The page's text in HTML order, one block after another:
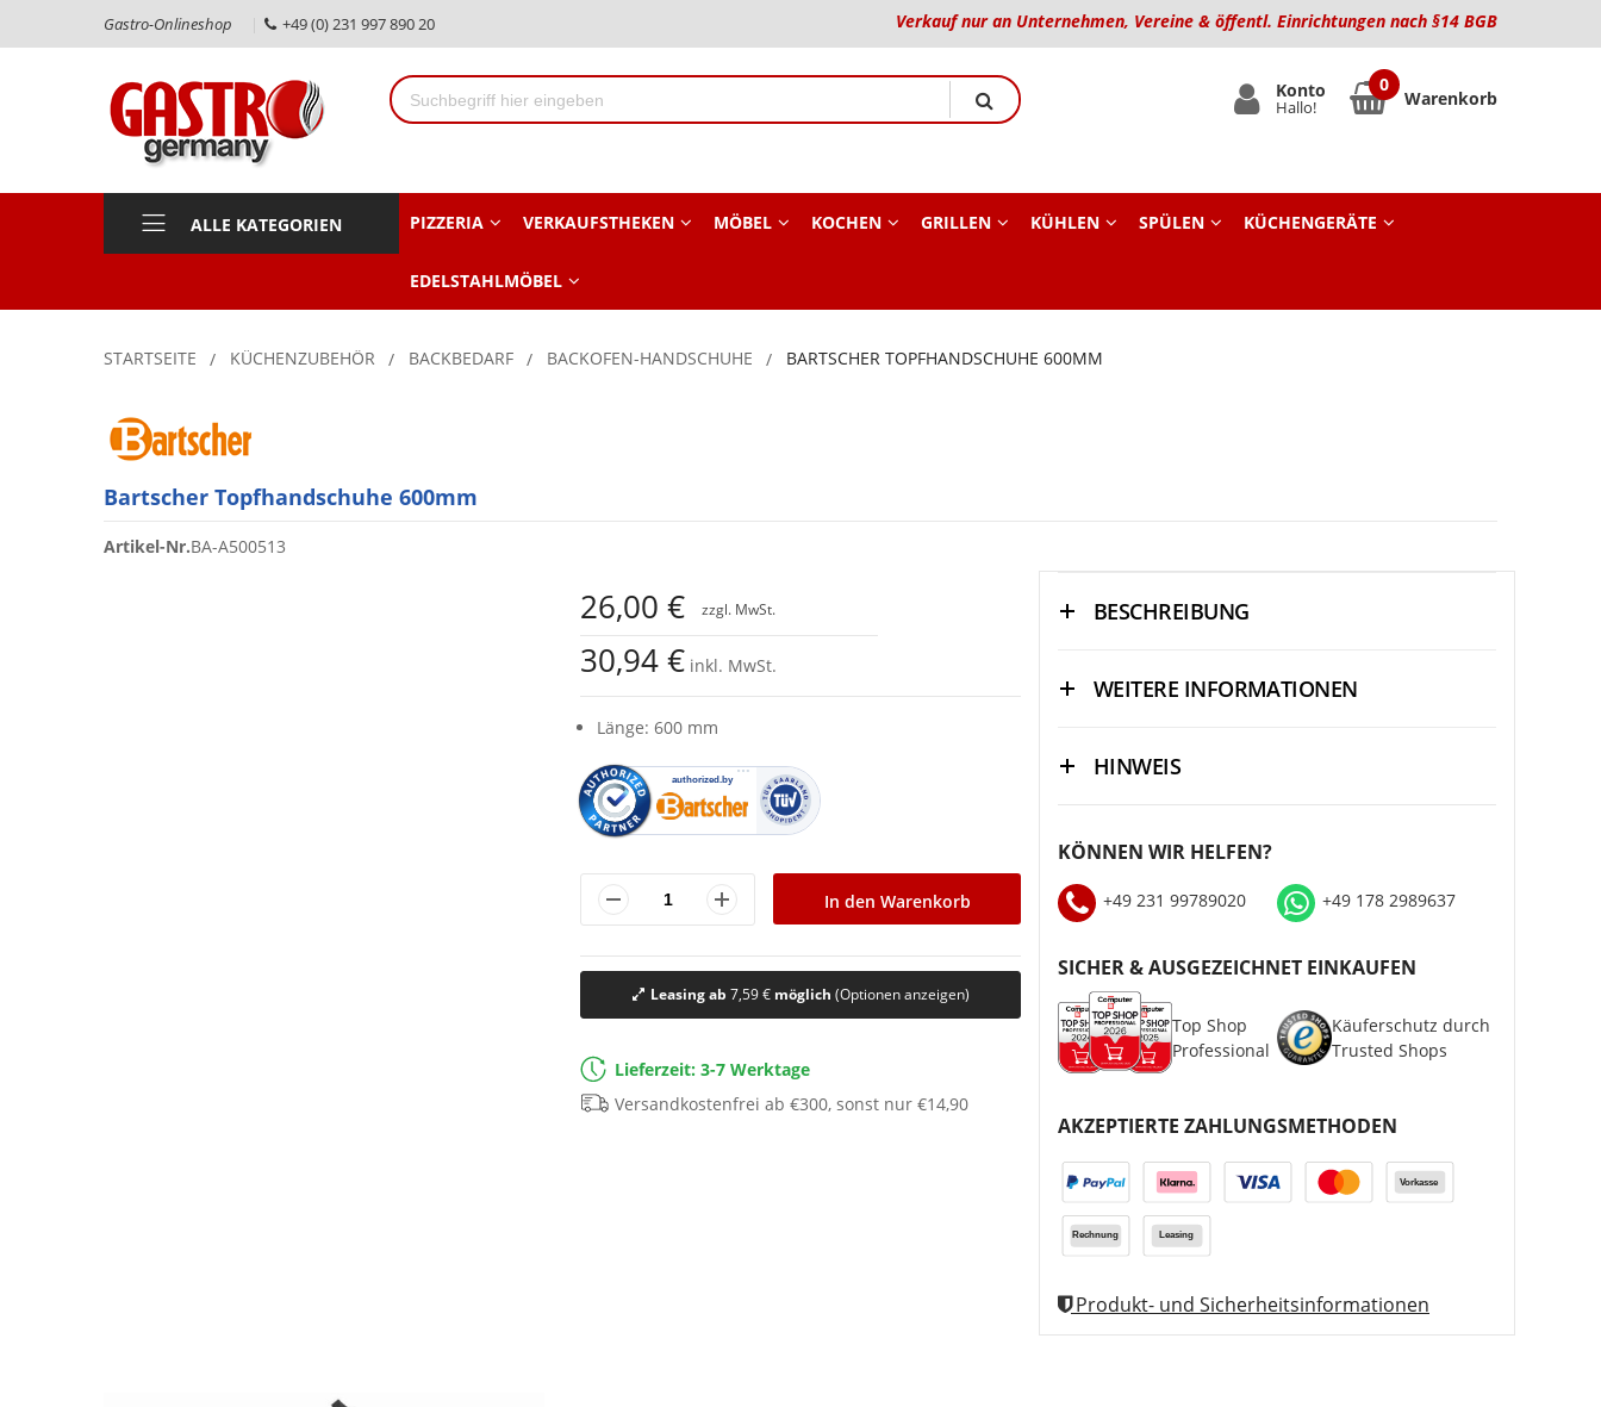
Gastro-Onlineshop +49 (0) 231 997 890 20 Verkauf nur an Unternehmen, Vereine & öffentl. Einrichtungen nach §14 BGB
Konto
Hallo! Warenkorb
ALLE KATEGORIEN PIZZERIA VERKAUFSTHEKEN MÖBEL KOCHEN GRILLEN KÜHLEN SPÜLEN KÜCHENGERÄTE
EDELSTAHLMÖBEL
STARTSEITE KÜCHENZUBEHÖR BACKBEDARF BACKOFEN-HANDSCHUHE BARTSCHER TOPFHANDSCHUHE 600MM
Bartscher Topfhandschuhe 600mm
Artikel-Nr.BA-A500513
26,00 €
30,94 € inkl. MwSt.
Länge: 600 mm
In den Warenkorb
Leasing ab 7,59 €möglich (Optionen anzeigen)
Lieferzeit: 3-7 Werktage
Versandkostenfrei ab €300, sonst nur €14,90
BESCHREIBUNG
WEITERE INFORMATIONEN
HINWEIS
KÖNNEN WIR HELFEN?
+49 231 99789020 +49 178 2989637
SICHER & AUSGEZEICHNET EINKAUFEN
Top Shop
Professional
Käuferschutz durch
Trusted Shops
AKZEPTIERTE ZAHLUNGSMETHODEN
Produkt- und Sicherheitsinformationen